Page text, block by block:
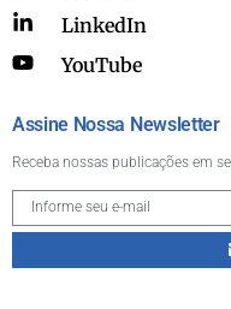
LinkedIn
YouTube
Assine Nossa Newsletter
Receba nossas publicações em